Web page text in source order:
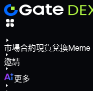
市場合約現貨兌換Meme
邀請
更多